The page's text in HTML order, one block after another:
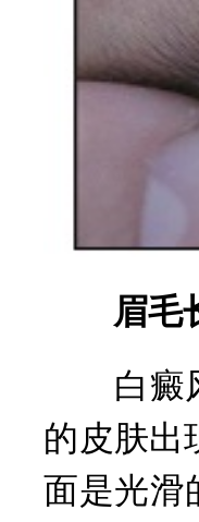
眉毛长
白癜风
的皮肤出
面是光滑